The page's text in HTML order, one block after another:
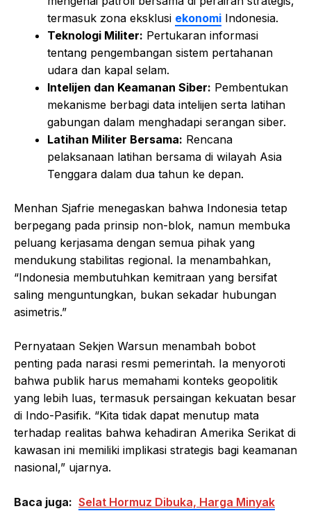
termasuk zona eksklusi ekonomi Indonesia.
Teknologi Militer: Pertukaran informasi
tentang pengembangan sistem pertahanan
udara dan kapal selam.
Intelijen dan Keamanan Siber: Pembentukan
mekanisme berbagi data intelijen serta latihan
gabungan dalam menghadapi serangan siber.
Latihan Militer Bersama: Rencana
pelaksanaan latihan bersama di wilayah Asia
Tenggara dalam dua tahun ke depan.
Menhan Sjafrie menegaskan bahwa Indonesia tetap
berpegang pada prinsip non-blok, namun membuka
peluang kerjasama dengan semua pihak yang
mendukung stabilitas regional. Ia menambahkan,
“Indonesia membutuhkan kemitraan yang bersifat
saling menguntungkan, bukan sekadar hubungan
asimetris.”
Pernyataan Sekjen Warsun menambah bobot
penting pada narasi resmi pemerintah. Ia menyoroti
bahwa publik harus memahami konteks geopolitik
yang lebih luas, termasuk persaingan kekuatan besar
di Indo-Pasifik. “Kita tidak dapat menutup mata
terhadap realitas bahwa kehadiran Amerika Serikat di
kawasan ini memiliki implikasi strategis bagi keamanan
nasional,” ujarnya.
Baca juga: Selat Hormuz Dibuka, Harga Minyak